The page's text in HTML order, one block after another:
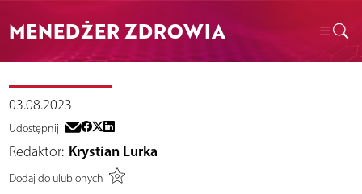
MENEDŻER ZDROWIA
03.08.2023
Udostępnij
Redaktor: Krystian Lurka
Dodaj do ulubionych